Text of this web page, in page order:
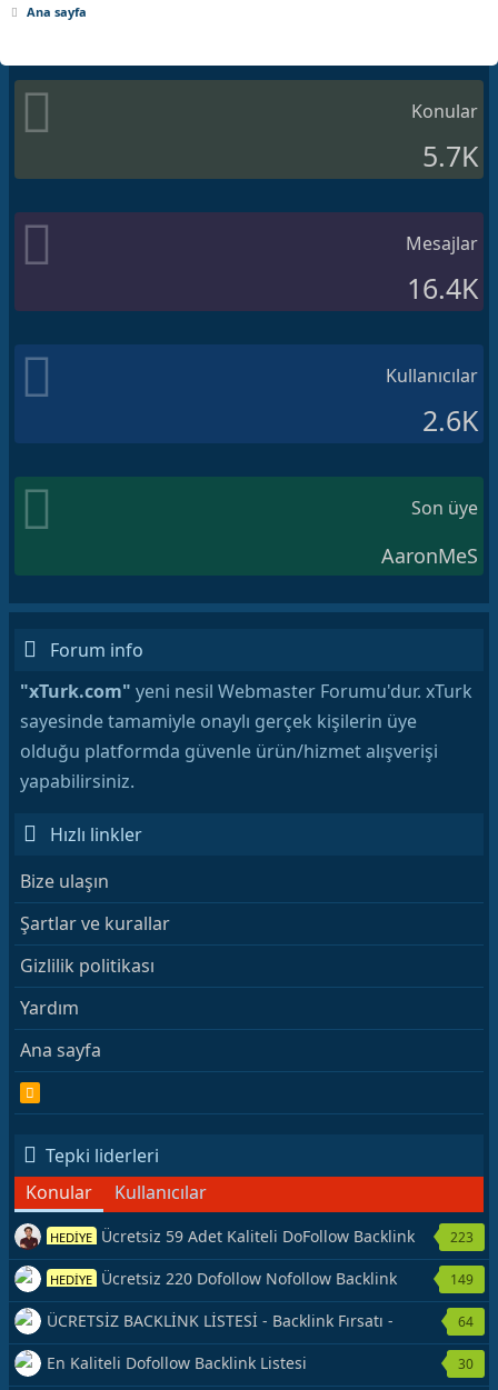
Ana sayfa
Konular
5.7K
Mesajlar
16.4K
Kullanıcılar
2.6K
Son üye
AaronMeS
Forum info
"xTurk.com" yeni nesil Webmaster Forumu'dur. xTurk
sayesinde tamamiyle onaylı gerçek kişilerin üye
olduğu platformda güvenle ürün/hizmet alışverişi
yapabilirsiniz.
Hızlı linkler
Bize ulaşın
Şartlar ve kurallar
Gizlilik politikası
Yardım
Ana sayfa
S
Tepki liderleri
Konular
Kullanıcılar
HEDİYE Ücretsiz 59 Adet Kaliteli DoFollow Backlink
Kaynağı Veriyorum.
223
HEDİYE Ücretsiz 220 Dofollow Nofollow Backlink
Veriyorum
149
ÜCRETSİZ BACKLİNK LİSTESİ - Backlink Fırsatı -
Hemen Yetiş!
64
En Kaliteli Dofollow Backlink Listesi 30